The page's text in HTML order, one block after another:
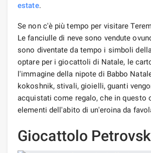
estate.
Se non c'è più tempo per visitare
Le fanciulle di neve sono vendute
sono diventate da tempo i simboli
optare per i giocattoli di Natale, le
l'immagine della nipote di Babbo
kokoshnik, stivali, gioielli, guanti
acquistati come regalo, che in questo
elementi dell'abito di un'eroina da
Giocattolo